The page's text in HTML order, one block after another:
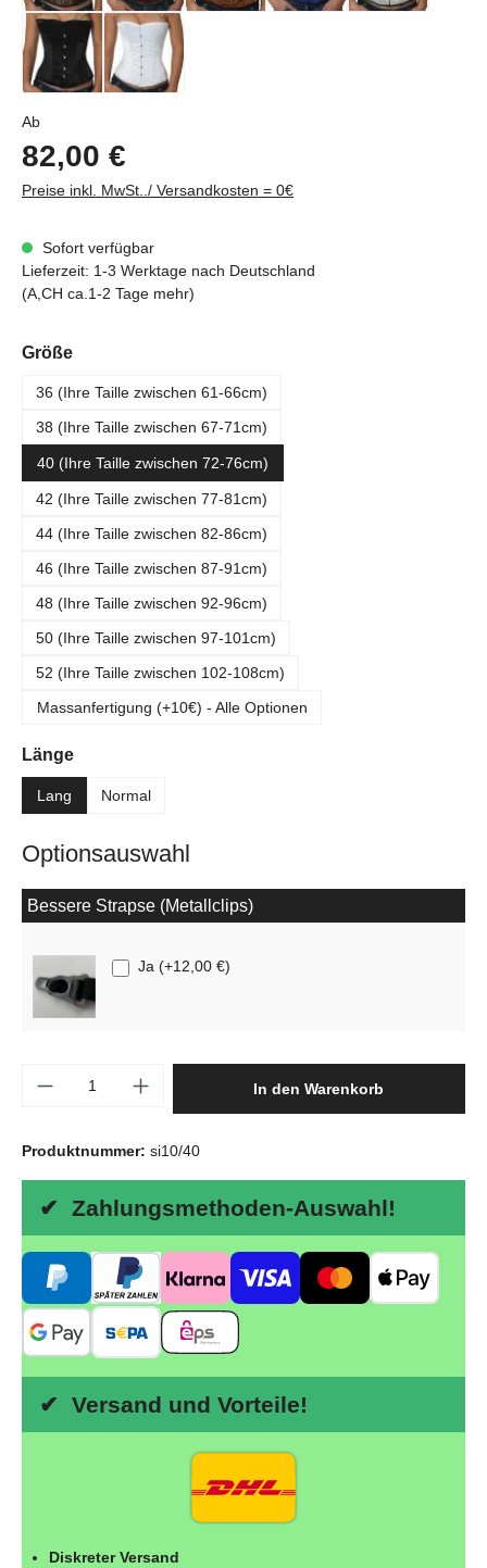
AbRegulärer Preis:
82,00 €
Preise inkl. MwSt../ Versandkosten = 0€
Sofort verfügbar
Lieferzeit: 1-3 Werktage nach Deutschland
(A,CH ca.1-2 Tage mehr)
Größeauswählen
36 (Ihre Taille zwischen 61-66cm)
38 (Ihre Taille zwischen 67-71cm)
40 (Ihre Taille zwischen 72-76cm)
42 (Ihre Taille zwischen 77-81cm)
44 (Ihre Taille zwischen 82-86cm)
46 (Ihre Taille zwischen 87-91cm)
48 (Ihre Taille zwischen 92-96cm)
50 (Ihre Taille zwischen 97-101cm)
52 (Ihre Taille zwischen 102-108cm)
Massanfertigung (+10€) - Alle Optionen
Längeauswählen
Lang Normal
Optionsauswahl
Bessere Strapse (Metallclips)
Ja (+12,00 €)
Produkt Anzahl: Gib den gewünschten
In den Warenkorb
Produktnummer: si10/40
✔ Zahlungsmethoden-Auswahl!
✔ Versand und Vorteile!
Diskreter Versand